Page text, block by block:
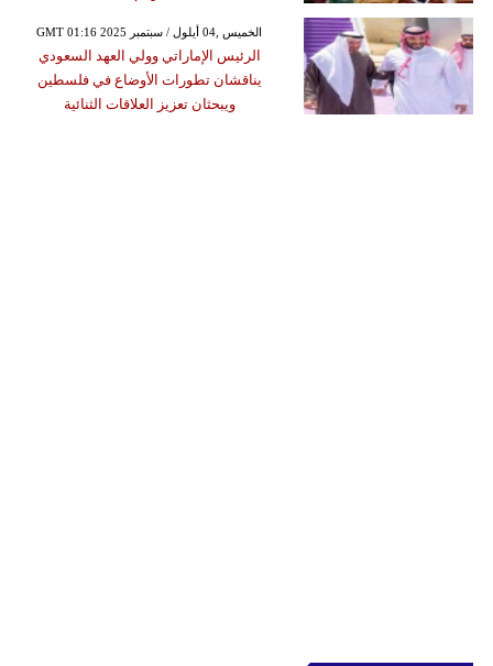
GMT 01:16 2025 الخميس ,04 أيلول / سبتمبر
الرئيس الإماراتي وولي العهد السعودي
يناقشان تطورات الأوضاع في فلسطين
ويبحثان تعزيز العلاقات الثنائية